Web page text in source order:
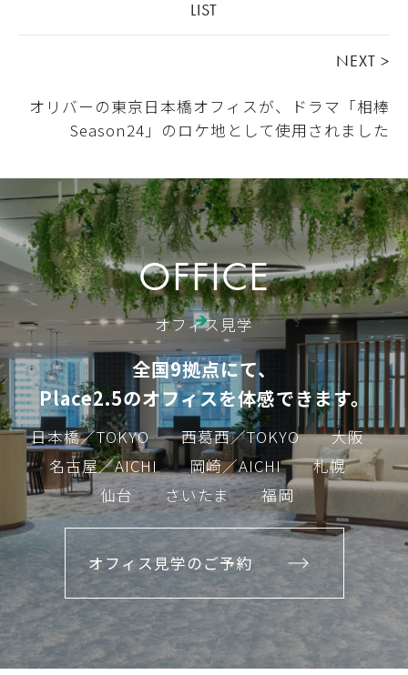
LIST
NEXT >
オリバーの東京日本橋オフィスが、ドラマ「相棒
Season24」のロケ地として使用されました
OFFICE
オフィス見学
全国9拠点にて、
Place2.5のオフィスを体感できます。
日本橋／TOKYO 西葛西／TOKYO
大阪
名古屋／AICHI
岡崎／AICHI
札幌
仙台
さいたま 福岡
オフィス見学のご予約